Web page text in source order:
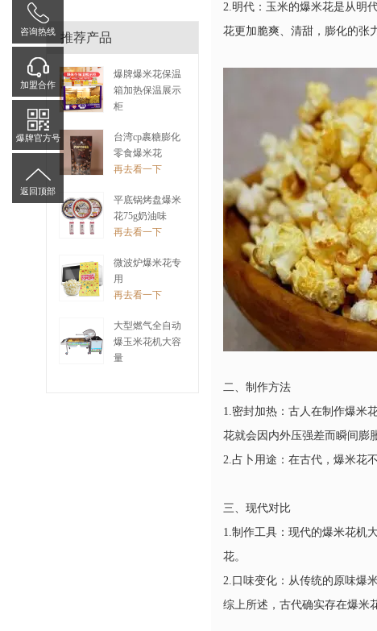
推荐产品
爆牌爆米花保温
箱加热保温展示
柜
台湾cp裹糖膨化
零食爆米花
再去看一下
平底锅烤盘爆米
花75g奶油味
再去看一下
微波炉爆米花专
用
再去看一下
大型燃气全自动
爆玉米花机大容
量
2.明代：玉米的爆米花是从明
花更加脆爽、清甜，膨化的张
二、制作方法
1.密封加热：古人在制作爆米
花就会因内外压强差而瞬间膨
2.占卜用途：在古代，爆米花
三、现代对比
1.制作工具：现代的爆米花机
花。
2.口味变化：从传统的原味爆
综上所述，古代确实存在爆米
咨询热线
加盟合作
爆牌官方号
返回顶部